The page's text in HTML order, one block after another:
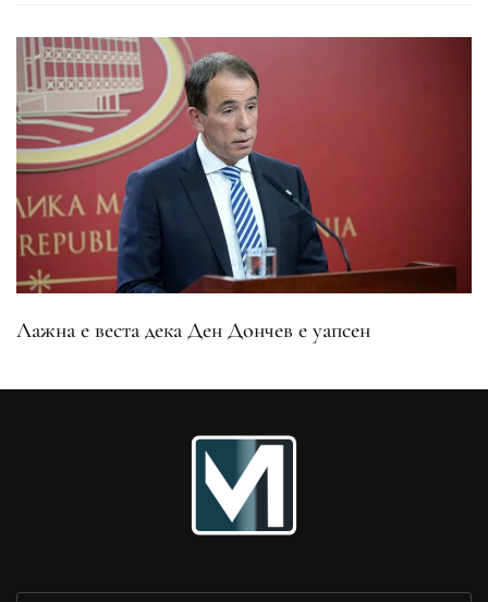
Лажна е веста дека Ден Дончев е уапсен